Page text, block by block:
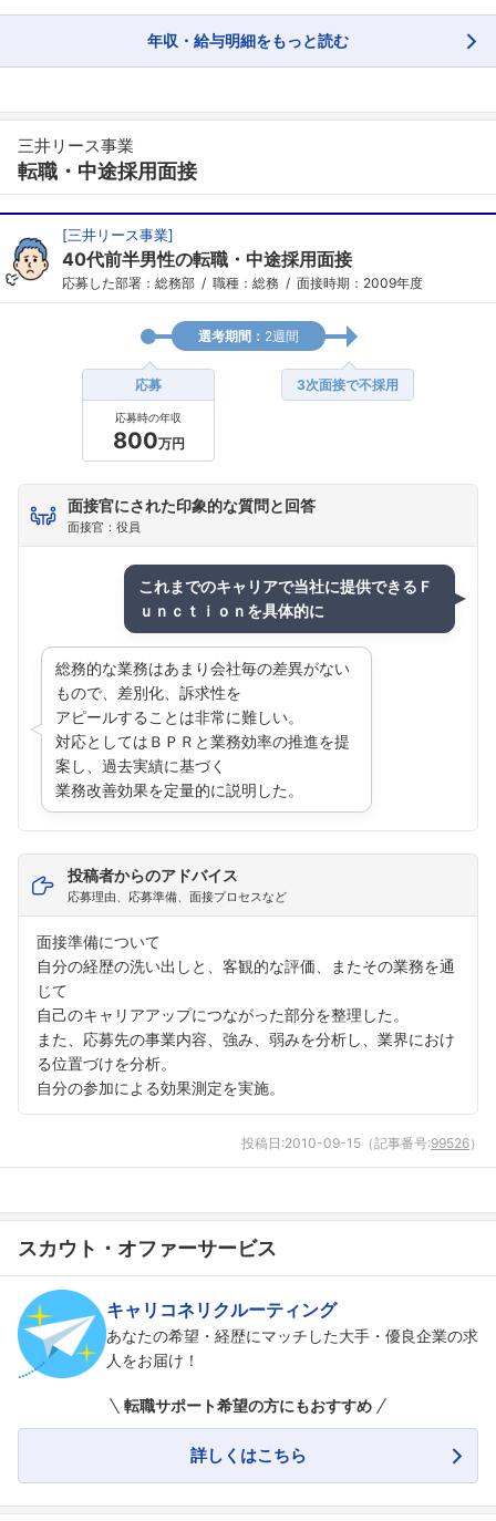
こちらの企業もフォローしませんか？
年収・給与明細をもっと読む
三井リース事業
転職・中途採用面接
[三井リース事業]
40代前半男性の転職・中途採用面接
応募した部署：総務部 職種：総務 面接時期：2009年度
選考期間： 2週間
応募
応募時の年収
800万円
3次面接で不採用
面接官にされた印象的な質問と回答
面接官：役員
これまでのキャリアで当社に提供できるＦ
ｕｎｃｔｉｏｎを具体的に
総務的な業務はあまり会社毎の差異がない
もので、差別化、訴求性を
アピールすることは非常に難しい。
対応としてはＢＰＲと業務効率の推進を提
案し、過去実績に基づく
業務改善効果を定量的に説明した。
投稿者からのアドバイス
応募理由、応募準備、面接プロセスなど
面接準備について
自分の経歴の洗い出しと、客観的な評価、またその業務を通
じて
自己のキャリアアップにつながった部分を整理した。
また、応募先の事業内容、強み、弱みを分析し、業界におけ
る位置づけを分析。
自分の参加による効果測定を実施。
投稿日:2010-09-15 （記事番号:99526）
スカウト・オファーサービス
キャリコネリクルーティング
あなたの希望・経歴にマッチした大手・優良企業の求
人をお届け！
転職サポート希望の方にもおすすめ
詳しくはこちら